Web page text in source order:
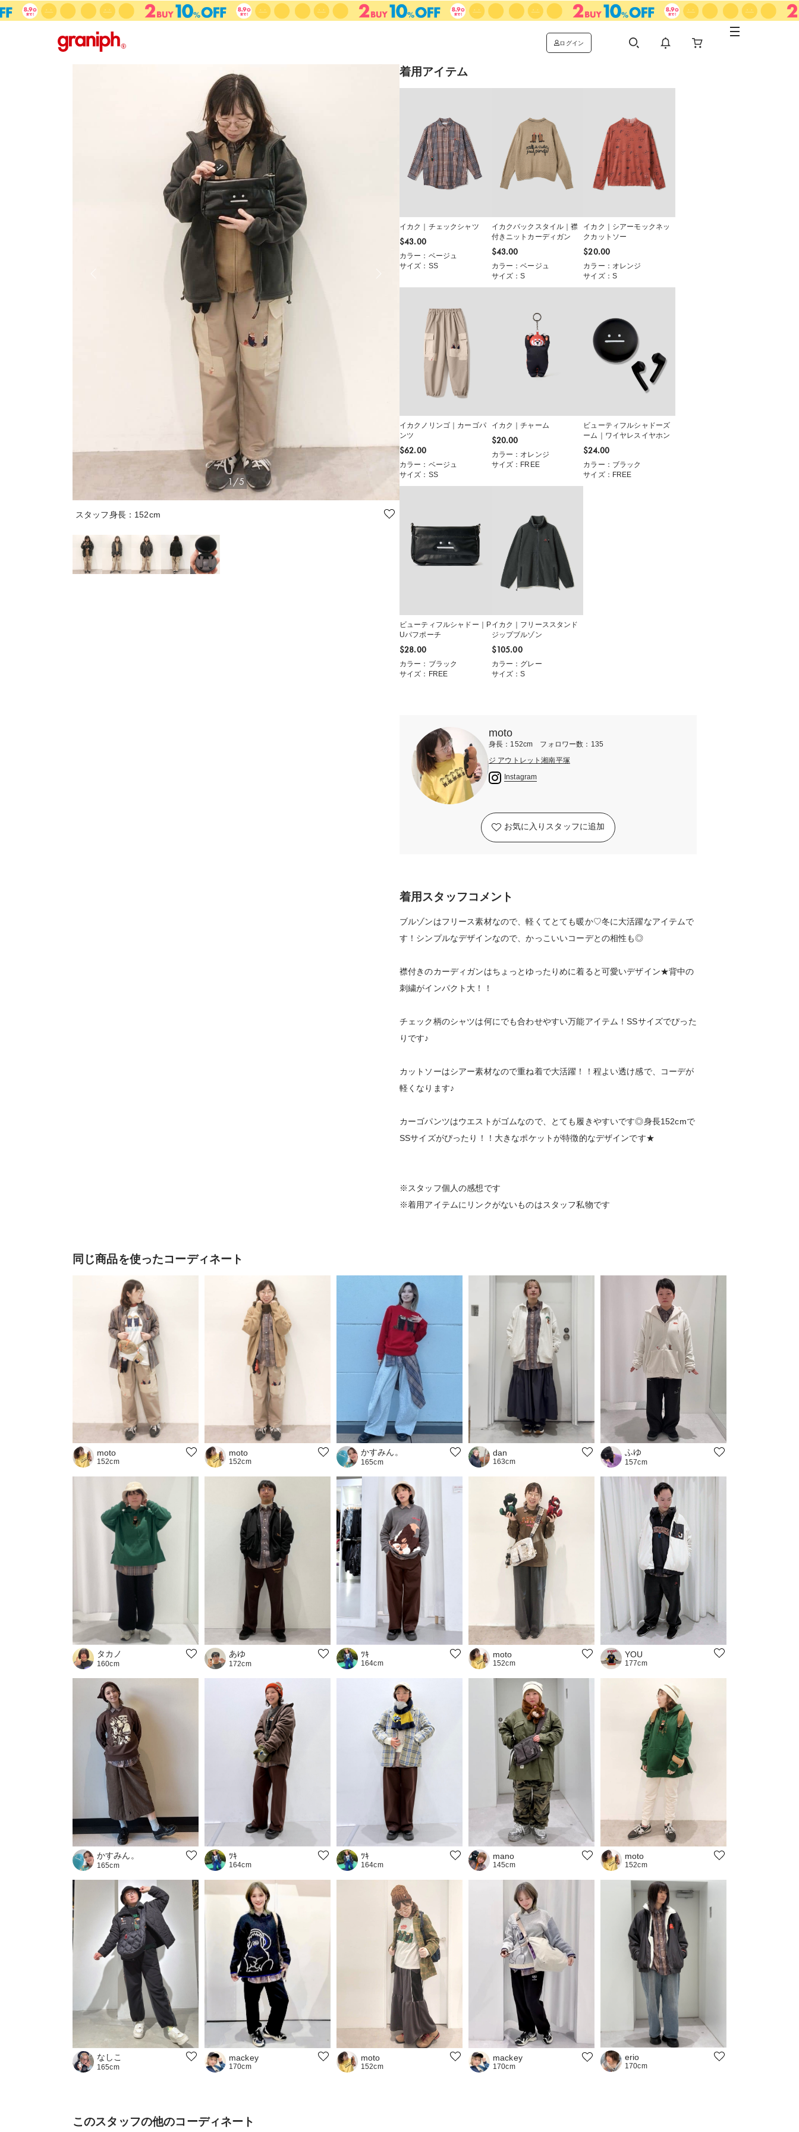
ログイン
1/5
スタッフ身長：152cm
着用アイテム
イカク｜チェックシャツ
$‌43.00
カラー：ベージュ
サイズ：SS
イカクバックスタイル｜襟
付きニットカーディガン
$‌43.00
カラー：ベージュ
サイズ：S
イカク｜シアーモックネッ
クカットソー
$‌20.00
カラー：オレンジ
サイズ：S
イカクノリンゴ｜カーゴパ
ンツ
$‌62.00
カラー：ベージュ
サイズ：SS
イカク｜チャーム
$‌20.00
カラー：オレンジ
サイズ：FREE
ビューティフルシャドーズ
ーム｜ワイヤレスイヤホン
$‌24.00
カラー：ブラック
サイズ：FREE
ビューティフルシャドー｜P
Uパフポーチ
$‌28.00
カラー：ブラック
サイズ：FREE
イカク｜フリーススタンド
ジップブルゾン
$‌105.00
カラー：グレー
サイズ：S
moto
身長：152cm フォロワー数：135
ジ アウトレット湘南平塚
Instagram
お気に入りスタッフに追加
着用スタッフコメント
ブルゾンはフリース素材なので、軽くてとても暖か♡冬に大活躍なアイテムで
す！シンプルなデザインなので、かっこいいコーデとの相性も◎
襟付きのカーディガンはちょっとゆったりめに着ると可愛いデザイン★背中の
刺繍がインパクト大！！
チェック柄のシャツは何にでも合わせやすい万能アイテム！SSサイズでぴった
りです♪
カットソーはシアー素材なので重ね着で大活躍！！程よい透け感で、コーデが
軽くなります♪
カーゴパンツはウエストがゴムなので、とても履きやすいです◎身長152cmで
SSサイズがぴったり！！大きなポケットが特徴的なデザインです★
※スタッフ個人の感想です
※着用アイテムにリンクがないものはスタッフ私物です
同じ商品を使ったコーディネート
moto
152cm
moto
152cm
かすみん。
165cm
dan
163cm
ふゆ
157cm
タカノ
160cm
あゆ
172cm
ﾂｷ
164cm
moto
152cm
YOU
177cm
かすみん。
165cm
ﾂｷ
164cm
ﾂｷ
164cm
mano
145cm
moto
152cm
なしこ
165cm
mackey
170cm
moto
152cm
mackey
170cm
erio
170cm
このスタッフの他のコーディネート